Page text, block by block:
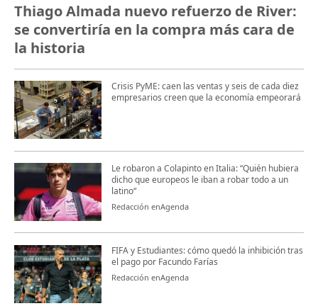
Thiago Almada nuevo refuerzo de River:
se convertiría en la compra más cara de
la historia
Crisis PyME: caen las ventas y seis de cada diez
empresarios creen que la economía empeorará
Le robaron a Colapinto en Italia: “Quién hubiera
dicho que europeos le iban a robar todo a un
latino“
Redacción enAgenda
FIFA y Estudiantes: cómo quedó la inhibición tras
el pago por Facundo Farías
Redacción enAgenda